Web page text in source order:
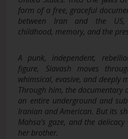
form of a free, graceful
between Iran and the US,
childhood, memory, and the
A punk, independent,
figure, Siavash moves
whimsical, evasive, and deeply
Through him, the documentary
an entire underground and
Iranian and American. But its
Mahsa's gaze, and the
her brother.